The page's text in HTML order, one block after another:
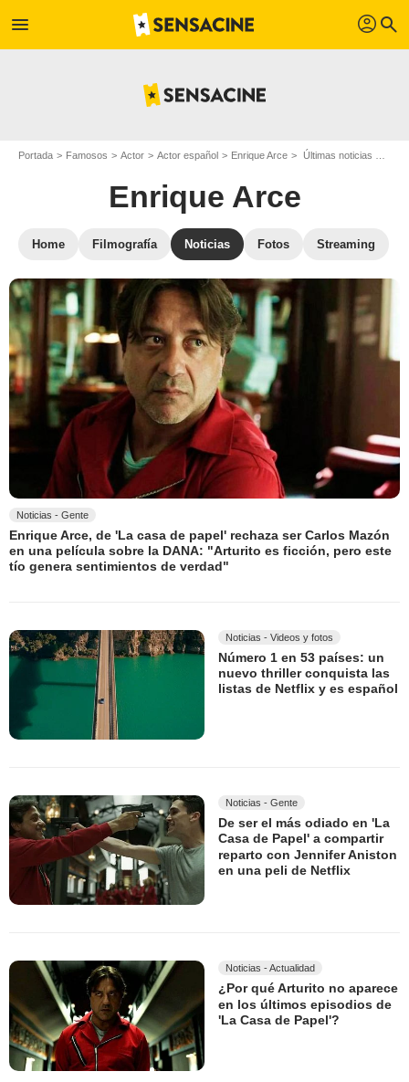
menu profil search
Portada Famosos Actor Actor español Enrique Arce Últimas noticias Enrique Arce
Enrique Arce
Home Filmografía Noticias Fotos Streaming
Noticias - Gente
Enrique Arce, de 'La casa de papel' rechaza ser Carlos Mazón
en una película sobre la DANA: "Arturito es ficción, pero este
tío genera sentimientos de verdad"
Noticias - Videos y fotos
Número 1 en 53 países: un
nuevo thriller conquista las
listas de Netflix y es español
Noticias - Gente
De ser el más odiado en 'La
Casa de Papel' a compartir
reparto con Jennifer Aniston
en una peli de Netflix
Noticias - Actualidad
¿Por qué Arturito no aparece
en los últimos episodios de
'La Casa de Papel'?